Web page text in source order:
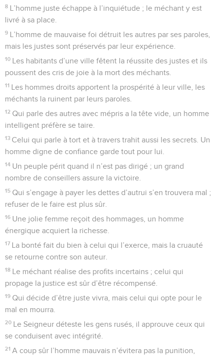
8 L’homme juste échappe à l’inquiétude ; le méchant y est
livré à sa place.
9 L’homme de mauvaise foi détruit les autres par ses paroles,
mais les justes sont préservés par leur expérience.
10 Les habitants d’une ville fêtent la réussite des justes et ils
poussent des cris de joie à la mort des méchants.
11 Les hommes droits apportent la prospérité à leur ville, les
méchants la ruinent par leurs paroles.
12 Qui parle des autres avec mépris a la tête vide, un homme
intelligent préfère se taire.
13 Celui qui parle à tort et à travers trahit aussi les secrets. Un
homme digne de confiance garde tout pour lui.
14 Un peuple périt quand il n’est pas dirigé ; un grand
nombre de conseillers assure la victoire.
15 Qui s’engage à payer les dettes d’autrui s’en trouvera mal ;
refuser de le faire est plus sûr.
16 Une jolie femme reçoit des hommages, un homme
énergique acquiert la richesse.
17 La bonté fait du bien à celui qui l’exerce, mais la cruauté
se retourne contre son auteur.
18 Le méchant réalise des profits incertains ; celui qui
propage la justice est sûr d’être récompensé.
19 Qui décide d’être juste vivra, mais celui qui opte pour le
mal en mourra.
20 Le Seigneur déteste les gens rusés, il approuve ceux qui
se conduisent avec intégrité.
21 A coup sûr l’homme mauvais n’évitera pas la punition,